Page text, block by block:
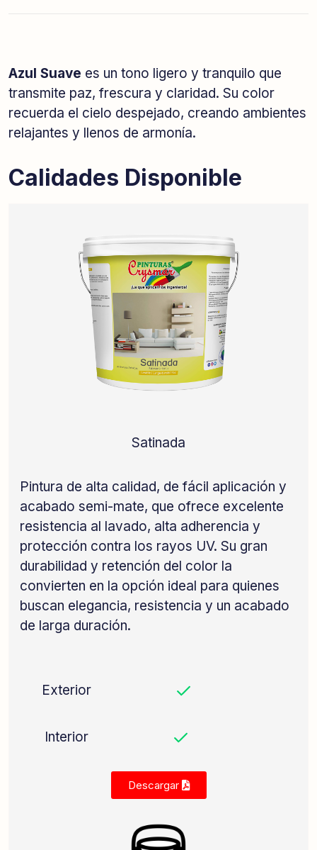
Azul Suave es un tono ligero y tranquilo que
transmite paz, frescura y claridad. Su color
recuerda el cielo despejado, creando ambientes
relajantes y llenos de armonía.
Calidades Disponible
Satinada
Pintura de alta calidad, de fácil aplicación y
acabado semi-mate, que ofrece excelente
resistencia al lavado, alta adherencia y
protección contra los rayos UV. Su gran
durabilidad y retención del color la
convierten en la opción ideal para quienes
buscan elegancia, resistencia y un acabado
de larga duración.
Descargar